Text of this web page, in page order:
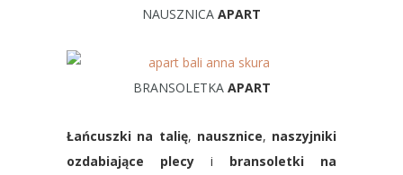
NAUSZNICA APART
BRANSOLETKA APART
Łańcuszki na talię, nausznice, naszyjniki
ozdabiające plecy i bransoletki na